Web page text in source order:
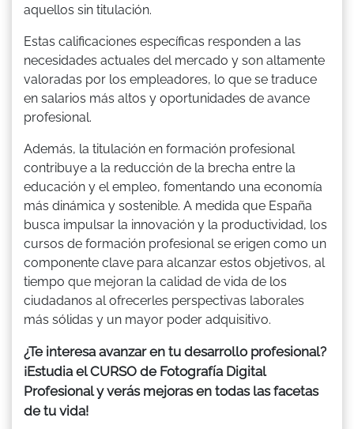
aquellos sin titulación.
Estas calificaciones específicas responden a las
necesidades actuales del mercado y son altamente
valoradas por los empleadores, lo que se traduce
en salarios más altos y oportunidades de avance
profesional.
Además, la titulación en formación profesional
contribuye a la reducción de la brecha entre la
educación y el empleo, fomentando una economía
más dinámica y sostenible. A medida que España
busca impulsar la innovación y la productividad, los
cursos de formación profesional se erigen como un
componente clave para alcanzar estos objetivos, al
tiempo que mejoran la calidad de vida de los
ciudadanos al ofrecerles perspectivas laborales
más sólidas y un mayor poder adquisitivo.
¿Te interesa avanzar en tu desarrollo profesional?
¡Estudia el CURSO de Fotografía Digital
Profesional y verás mejoras en todas las facetas
de tu vida!